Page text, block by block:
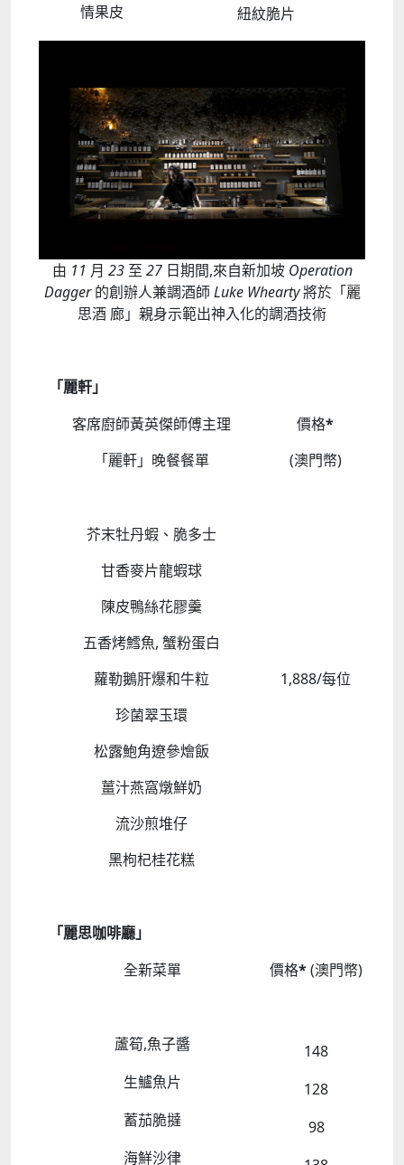
情果皮
紐紋脆片
由 11 月 23 至 27 日期間,來自新加坡 Operation
Dagger的創辦人兼調酒師Luke Whearty將於「麗
思酒 廊」親身示範出神入化的調酒技術
「麗軒」
客席廚師黃英傑師傅主理
「麗軒」晚餐餐單
價格*
(澳門幣)
芥末牡丹蝦、脆多士
甘香麥片龍蝦球
陳皮鴨絲花膠羹
五香烤鱈魚, 蟹粉蛋白
蘿勒鵝肝爆和牛粒
珍菌翠玉環
松露鮑角遼參燴飯
薑汁燕窩燉鮮奶
流沙煎堆仔
黑枸杞桂花糕
1,888/每位
「麗思咖啡廳」
全新菜單
價格*(澳門幣)
蘆筍,魚子醬
148
生鱸魚片
128
蓄茄脆撻
98
海鮮沙律